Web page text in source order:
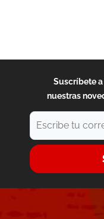
Suscríbete
nuestras